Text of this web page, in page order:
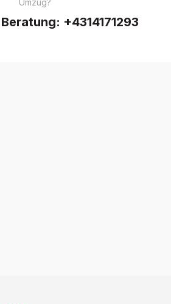
Umzug?
+4314171293